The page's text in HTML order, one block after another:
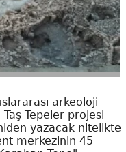
arkeoloji
Tepeler projesi
yazacak nitelikte
merkezinin 45